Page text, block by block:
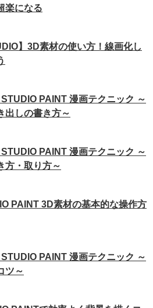
楽になる
】3D素材の使い方！線画化し
PAINT 漫画テクニック ～
出しの書き方～
PAINT 漫画テクニック ～
方・取り方～
PAINT 3D素材の基本的な操作方
PAINT 漫画テクニック ～
ツ～